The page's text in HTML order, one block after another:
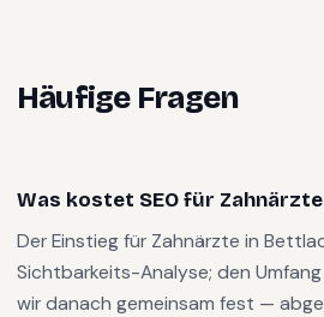
Häufige Fragen
Was kostet SEO für
Der Einstieg für Zahnärzte in
Sichtbarkeits-Analyse; den
wir danach gemeinsam fest —